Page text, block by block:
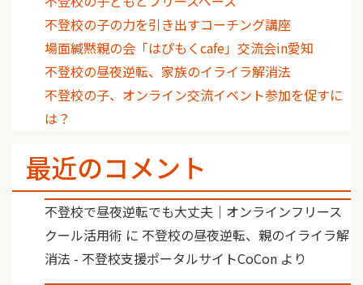
不登校の子の力を引き出すコーチング講座
場面緘黙親の会「はぴもくcafe」交流会in愛知
不登校の昼夜逆転、家族のイライラ解消法
不登校の子、オンライン交流イベント参加を促すに
は？
最近のコメント
不登校で昼夜逆転でも大丈夫｜オンラインフリース
クール活用術 に 不登校の昼夜逆転、親のイライラ解
消法 - 不登校支援ポータルサイトCoCon より